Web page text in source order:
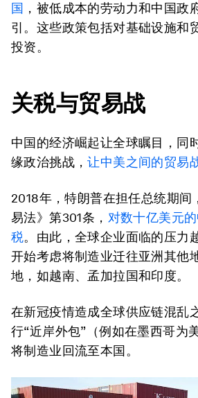
国 ，被低成本的劳动力和中国政
引。这些政策包括对基础设施和
投资。
关税与贸易战
中国的经济崛起让全球瞩目，同
缘政治挑战，让中美之间的贸易
2018年，特朗普在担任总统期间
易法》第301条， 对数十亿美元
税。由此，全球企业面临的压力
开始考虑将制造业迁往亚洲其他
地，如越南、孟加拉国和印度。
在新冠疫情造成全球供应链混乱
行“近岸外包”（例如在墨西哥为
将制造业回流至本国。